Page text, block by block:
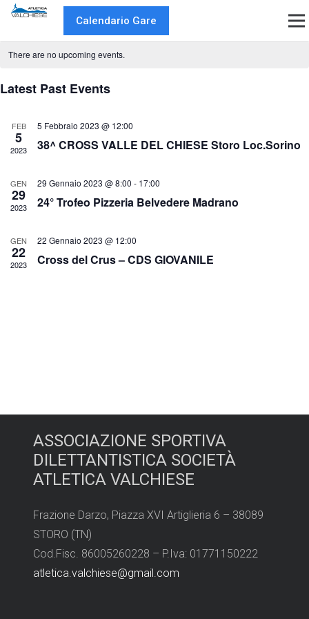
Calendario Gare
08-08-2026
date.
There are no upcoming events.
Latest Past Events
FEB
5
2023
5 Febbraio 2023 @ 12:00
38^ CROSS VALLE DEL CHIESE Storo Loc.Sorino
GEN
29
2023
29 Gennaio 2023 @ 8:00 - 17:00
24° Trofeo Pizzeria Belvedere Madrano
GEN
22
2023
22 Gennaio 2023 @ 12:00
Cross del Crus – CDS GIOVANILE
ASSOCIAZIONE SPORTIVA
DILETTANTISTICA SOCIETÀ
ATLETICA VALCHIESE
Frazione Darzo, Piazza XVI Artiglieria 6 – 38089
STORO (TN)
Cod.Fisc. 86005260228 – P.Iva: 01771150222
atletica.valchiese@gmail.com